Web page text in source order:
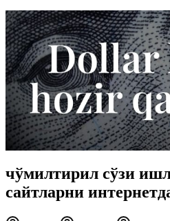
чўмилтирил сўзи
сайтларни